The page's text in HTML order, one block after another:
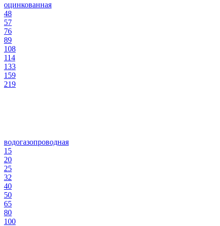
оцинкованная
48
57
76
89
108
114
133
159
219
водогазопроводная
15
20
25
32
40
50
65
80
100